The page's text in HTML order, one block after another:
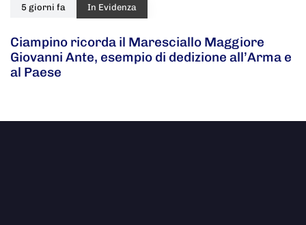
5 giorni fa In Evidenza
Ciampino ricorda il Maresciallo Maggiore
Giovanni Ante, esempio di dedizione all’Arma e
al Paese